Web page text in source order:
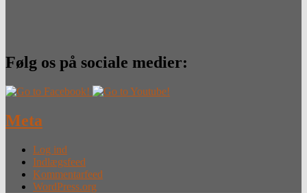
Følg os på sociale medier:
Meta
Log ind
Indlægsfeed
Kommentarfeed
WordPress.org